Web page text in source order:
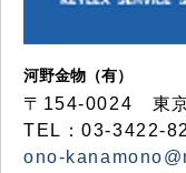
河野金物（有）
〒154-0024 東
TEL：03-3422-
ono-